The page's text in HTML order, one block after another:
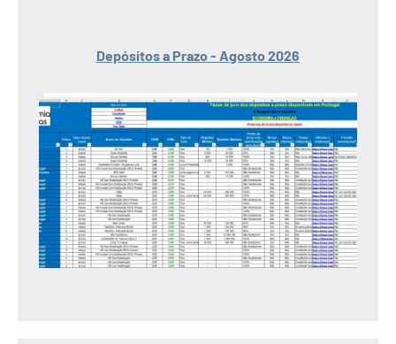
Depósitos a Prazo - Agosto 2026